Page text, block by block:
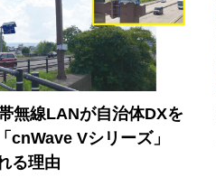
無線LANが自治体DXを
cnWave Vシリーズ」
る理由